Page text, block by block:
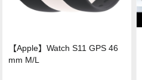
【Apple】Watch S11 GPS 46
mm M/L